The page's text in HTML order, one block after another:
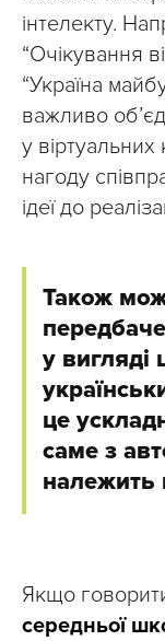
інтелекту.
“Очікування
“Україна
важливо
у віртуальних
нагоду
ідеї до
Також
у вигляді
це
саме з
належить
Якщо
середньої